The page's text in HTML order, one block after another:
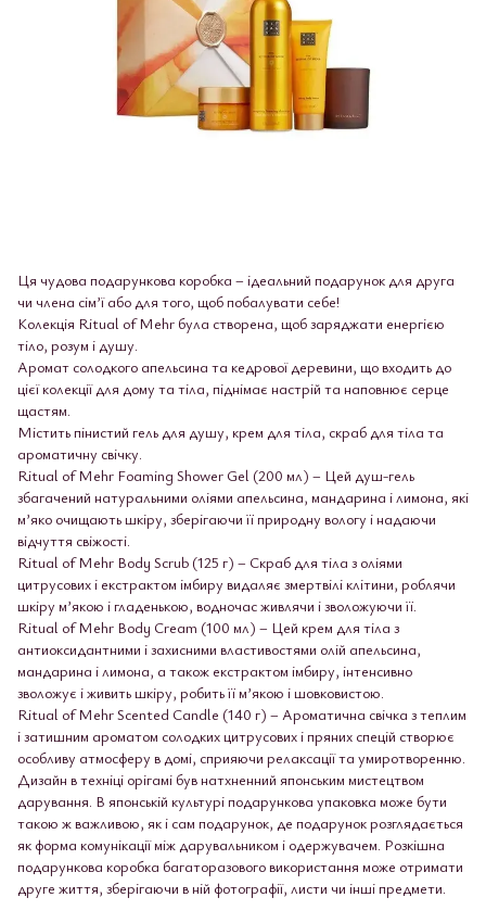
Ця чудова подарункова коробка – ідеальний подарунок для друга
чи члена сім’ї або для того, щоб побалувати себе!
Колекція Ritual of Mehr була створена, щоб заряджати енергією
тіло, розум і душу.
Аромат солодкого апельсина та кедрової деревини, що входить до
цієї колекції для дому та тіла, піднімає настрій та наповнює серце
щастям.
Містить пінистий гель для душу, крем для тіла, скраб для тіла та
ароматичну свічку.
Ritual of Mehr Foaming Shower Gel (200 мл) – Цей душ-гель
збагачений натуральними оліями апельсина, мандарина і лимона, які
м’яко очищають шкіру, зберігаючи її природну вологу і надаючи
відчуття свіжості.
Ritual of Mehr Body Scrub (125 г) – Скраб для тіла з оліями
цитрусових і екстрактом імбиру видаляє змертвілі клітини, роблячи
шкіру м’якою і гладенькою, водночас живлячи і зволожуючи її.
Ritual of Mehr Body Cream (100 мл) – Цей крем для тіла з
антиоксидантними і захисними властивостями олій апельсина,
мандарина і лимона, а також екстрактом імбиру, інтенсивно
зволожує і живить шкіру, робить її м’якою і шовковистою.
Ritual of Mehr Scented Candle (140 г) – Ароматична свічка з теплим
і затишним ароматом солодких цитрусових і пряних спецій створює
особливу атмосферу в домі, сприяючи релаксації та умиротворенню.
Дизайн в техніці орігамі був натхненний японським мистецтвом
дарування. В японській культурі подарункова упаковка може бути
такою ж важливою, як і сам подарунок, де подарунок розглядається
як форма комунікації між дарувальником і одержувачем. Розкішна
подарункова коробка багаторазового використання може отримати
друге життя, зберігаючи в ній фотографії, листи чи інші предмети.